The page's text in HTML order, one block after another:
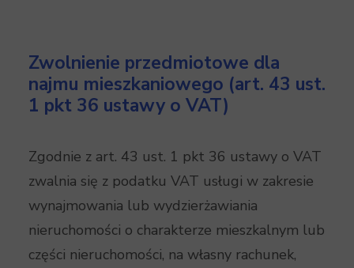
Zwolnienie przedmiotowe dla
najmu mieszkaniowego (art. 43 ust.
1 pkt 36 ustawy o VAT)
Zgodnie z art. 43 ust. 1 pkt 36 ustawy o VAT
zwalnia się z podatku VAT usługi w zakresie
wynajmowania lub wydzierżawiania
nieruchomości o charakterze mieszkalnym lub
części nieruchomości, na własny rachunek,